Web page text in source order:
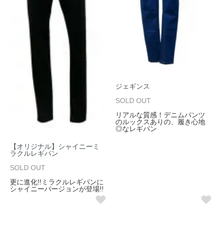
【オリジナル】シャイニーミ
ラクルレギパン
SOLD OUT
更に進化!!ミラクルレギパンに
シャイニーバージョンが登場!!
ジェギンス
SOLD OUT
リアルな質感！デニムパンツ
のルックスありの、履き心地
◎なレギパン